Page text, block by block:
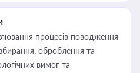
процесів поводження
оброблення та
вимог та